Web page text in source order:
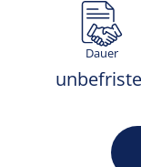
Dauer